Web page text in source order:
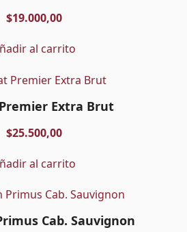
$19.000,00
al carrito
Extra Brut
$25.500,00
al carrito
Cab. Sauvignon